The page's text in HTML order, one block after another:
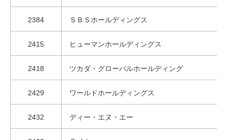
2384 ＳＢＳホールディングス
2415 ヒューマンホールディングス
2418 ツカダ・グローバルホールディング
2429 ワールドホールディングス
2432 ディー・エヌ・エー